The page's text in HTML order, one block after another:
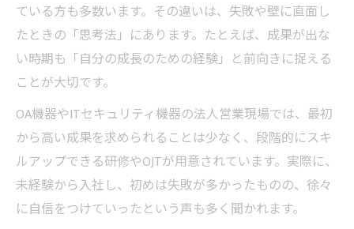
ている方も多数います。その違いは、失敗や壁に直面し
たときの「思考法」にあります。たとえば、成果が出な
い時期も「自分の成長のための経験」と前向きに捉える
ことが大切です。
OA機器やITセキュリティ機器の法人営業現場では、最初
から高い成果を求められることは少なく、段階的にスキ
ルアップできる研修やOJTが用意されています。実際に、
未経験から入社し、初めは失敗が多かったものの、徐々
に自信をつけていったという声も多く聞かれます。